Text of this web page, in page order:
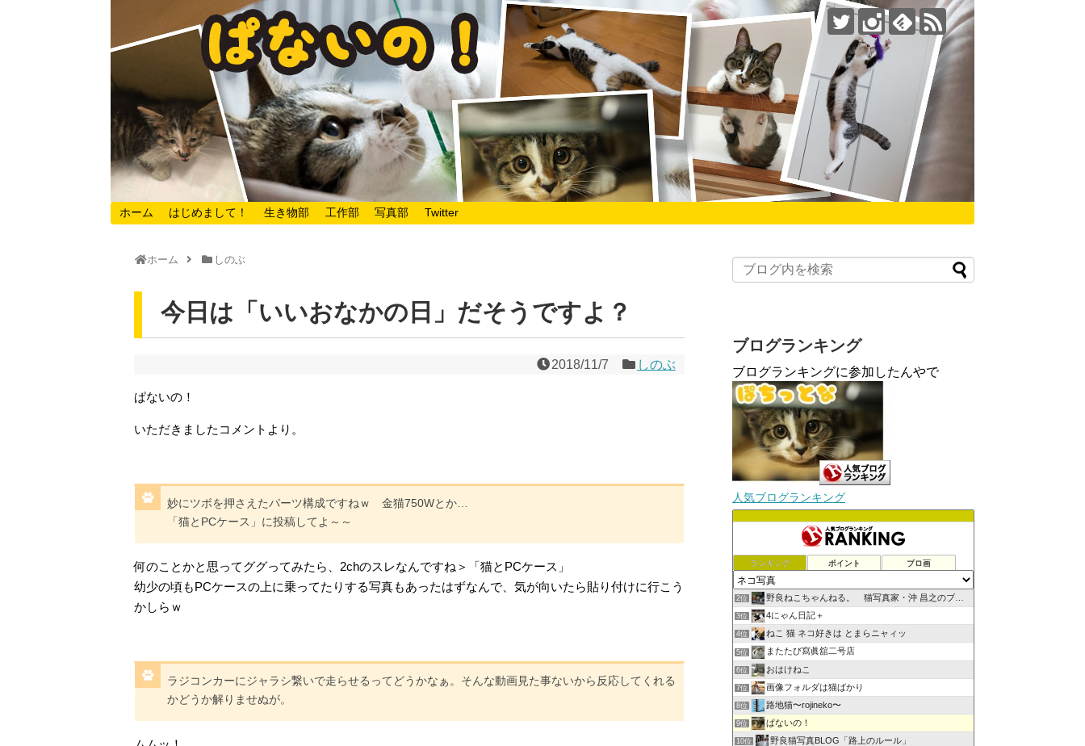
ホーム はじめまして！ 生き物部 工作部 写真部 Twitter
ホーム しのぶ
今日は「いいおなかの日」だそうですよ？
2018/11/7 しのぶ
ぱないの！
いただきましたコメントより。
妙にツボを押さえたパーツ構成ですねｗ 金猫750Wとか…
「猫とPCケース」に投稿してよ～～
何のことかと思ってググってみたら、2chのスレなんですね＞「猫とPCケース」
幼少の頃もPCケースの上に乗ってたりする写真もあったはずなんで、気が向いたら貼り付けに行こう
かしらｗ
ラジコンカーにジャラシ繋いで走らせるってどうかなぁ。そんな動画見た事ないから反応してくれる
かどうか解りませぬが。
ブログランキング
ブログランキングに参加したんやで
人気ブログランキング
ランキング ポイント ブロ画
2位 野良ねこちゃんねる。 猫写真家・沖 昌之のブログ
3位 4にゃん日記＋
4位 ねこ 猫 ネコ好きは とまらニャィッ
5位 またたび寫眞舘二号店
6位 おはけねこ
7位 画像フォルダは猫ばかり
8位 路地猫〜rojineko〜
9位 ぱないの！
10位 野良猫写真BLOG「路上のルール」